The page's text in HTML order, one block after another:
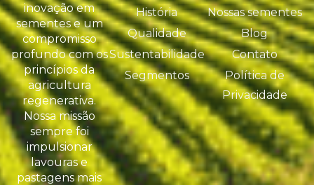
História
Qualidade
Sustentabilidade
Segmentos
Nossas sementes
Blog
Contato
Política de
Privacidade
inovação em
sementes e um
compromisso
profundo com os
princípios da
agricultura
regenerativa.
Nossa missão
sempre foi
impulsionar
lavouras e
pastagens mais